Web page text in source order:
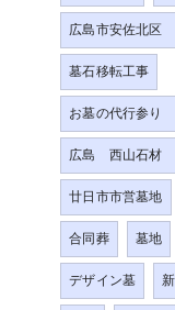
広島市安佐北
墓石移転工事
お墓の代行参
広島 西山石材
廿日市市営墓地
合同葬
墓地
デザイン墓